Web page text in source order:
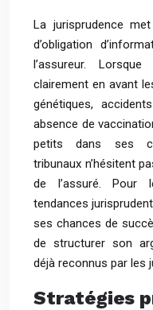
La jurisprudence
d’obligation
l’assureur.
clairement en avant
génétiques,
absence de
petits dans ses
tribunaux n’hésitent
de l’assuré. Pour
tendances
ses chances de
de structurer son
déjà reconnus par les
Stratégies